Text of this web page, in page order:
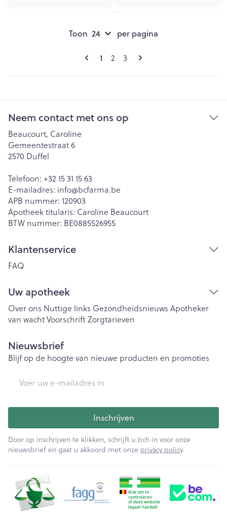
Pagina's
U lees momenteel pagina
1 Pagina
2 Pagina
3
Toon per pagina
Neem contact met ons op
Beaucourt, Caroline
Gemeentestraat 6
2570 Duffel
Telefoon: +32 15 31 15 63
E-mailadres: info@bcfarma.be
APB nummer: 120903
Apotheek titularis: Caroline Beaucourt
BTW nummer: BE0885526955
Klantenservice
FAQ
Uw apotheek
Over ons Nuttige links Gezondheidsnieuws Apotheker
van wachtVoorschriftZorgtarieven
Nieuwsbrief
Blijf op de hoogte van nieuwe producten en promoties
Inschrijven
Door op inschrijven te klikken, schrijft u zich in voor onze
nieuwsbrief en gaat u akkoord met onze privacy policy.